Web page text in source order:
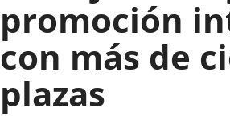
promoción
con más de
plazas